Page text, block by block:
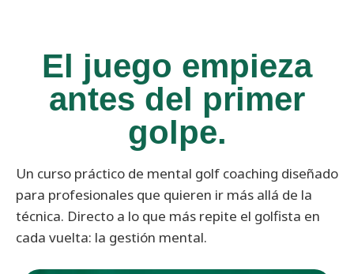
El juego empieza
antes del primer
golpe.
Un curso práctico de mental golf coaching diseñado
para profesionales que quieren ir más allá de la
técnica. Directo a lo que más repite el golfista en
cada vuelta: la gestión mental.